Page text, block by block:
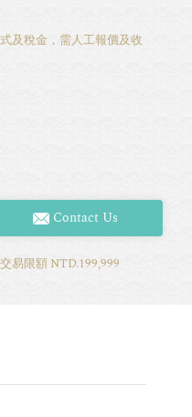
及稅金，需人工報價及收
Contact Us
易限額 NTD.199,999